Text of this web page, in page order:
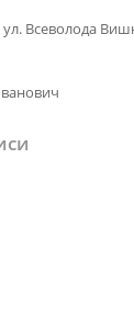
Всеволода